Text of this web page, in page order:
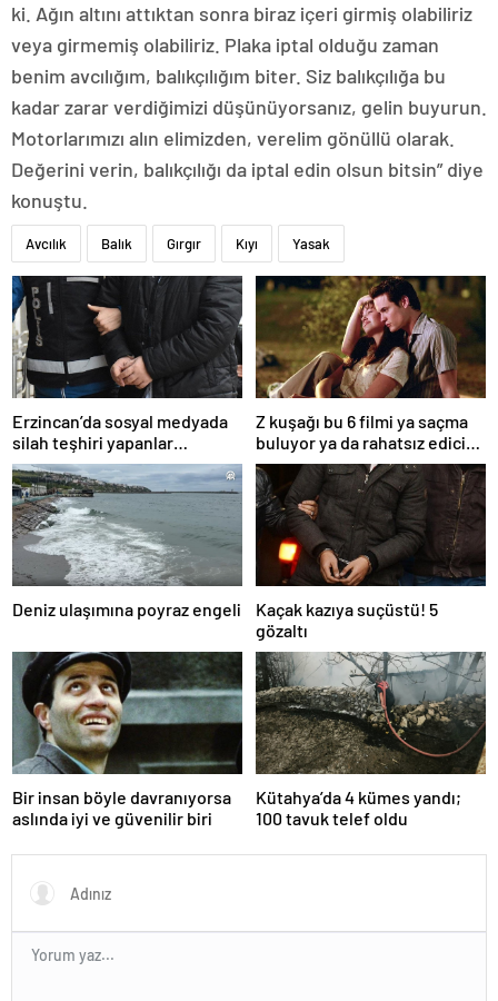
ki. Ağın altını attıktan sonra biraz içeri girmiş olabiliriz
veya girmemiş olabiliriz. Plaka iptal olduğu zaman
benim avcılığım, balıkçılığım biter. Siz balıkçılığa bu
kadar zarar verdiğimizi düşünüyorsanız, gelin buyurun.
Motorlarımızı alın elimizden, verelim gönüllü olarak.
Değerini verin, balıkçılığı da iptal edin olsun bitsin” diye
konuştu.
Avcılık Balık Gırgır Kıyı Yasak
Erzincan’da sosyal medyada
silah teşhiri yapanlar
yakalandı
Z kuşağı bu 6 filmi ya saçma
buluyor ya da rahatsız edici
ve toksik!
Deniz ulaşımına poyraz engeli
Kaçak kazıya suçüstü! 5
gözaltı
Bir insan böyle davranıyorsa
aslında iyi ve güvenilir biri
Kütahya’da 4 kümes yandı;
100 tavuk telef oldu